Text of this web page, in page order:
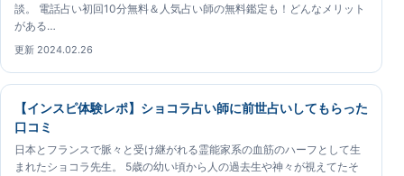
談。 電話占い初回10分無料＆人気占い師の無料鑑定も！どんなメリット
がある…
更新 2024.02.26
【インスピ体験レポ】ショコラ占い師に前世占いしてもらった
口コミ
日本とフランスで脈々と受け継がれる霊能家系の血筋のハーフとして生
まれたショコラ先生。 5歳の幼い頃から人の過去生や神々が視えてたそ